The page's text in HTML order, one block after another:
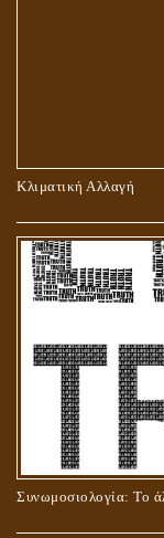
Κλιματική Αλλαγή
Συνωμοσιολογία: Το
ΣΤΑΥΡΩΣΗ ΤΟΥ